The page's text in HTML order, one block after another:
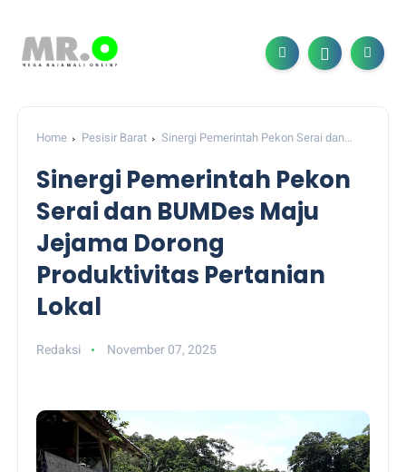
Home Pesisir Barat
Sinergi Pemerintah Pekon Serai dan
Sinergi Pemerintah Pekon
Serai dan BUMDes Maju
Jejama Dorong
Produktivitas Pertanian
Lokal
Redaksi November 07, 2025